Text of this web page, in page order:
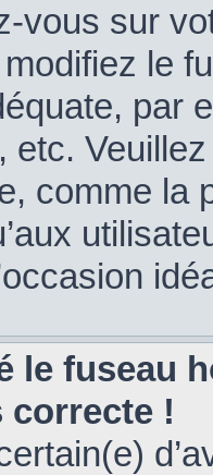
vous sur
modifiez le
par
etc.
comme la
le fuseau
correcte !